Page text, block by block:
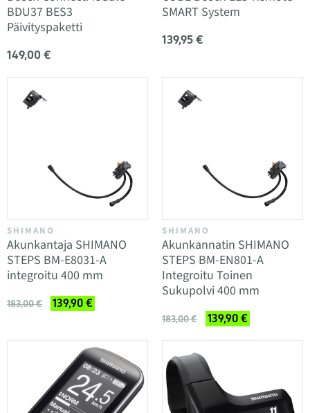
BDU37 BES3
Päivityspaketti
149,00 €
SMART System
139,95 €
SHIMANO
Akunkantaja SHIMANO
STEPS BM-E8031-A
integroitu 400 mm
183,00 € 139,90 €
SHIMANO
Akunkannatin SHIMANO
STEPS BM-EN801-A
Integroitu Toinen
Sukupolvi 400 mm
183,00 € 139,90 €